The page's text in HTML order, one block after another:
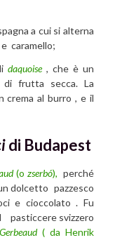
a cui si alterna
caramello;
daquoise, che è un
frutta secca. La
crema al burro , e il
di Budapest
(ozserbó), perché
dolcetto pazzesco
e cioccolato . Fu
pasticcere svizzero
( da Henrik